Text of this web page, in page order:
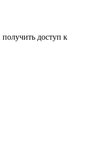
доступ к